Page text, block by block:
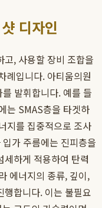
디자인
고, 사용할 장비 조합을
례입니다. 아티움의원
발휘합니다. 예를 들
는 SMAS층을 타겟하
지를 집중적으로 조사
가 주름에는 진피층을
하게 적용하여 탄력
에너지의 종류, 깊이,
행합니다. 이는 불필요